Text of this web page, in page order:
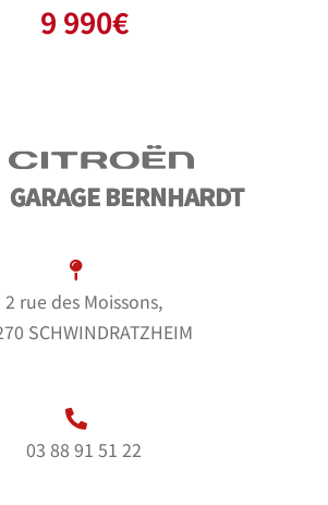
9 990€
2 rue des Moissons,
SCHWINDRATZHEIM
03 88 91 51 22